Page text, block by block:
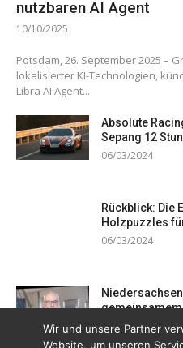
nutzbaren AI Agent
10/10/2025
Potsdam, 26. September 2025 –
lokalisierter KI-Technologien,
Libra AI Agent...
Absolute
Sepang 12
06/03/2024
Rückblick: Die
Holzpuzzles
06/03/2024
19/12/2023
Wir und unsere Partner
Website, um unseren